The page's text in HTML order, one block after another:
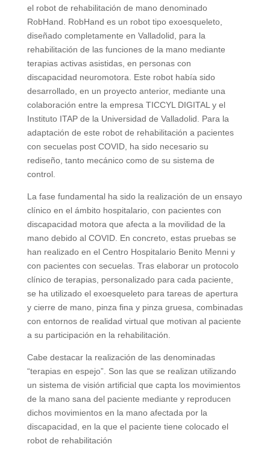
el robot de rehabilitación de mano denominado
RobHand. RobHand es un robot tipo exoesqueleto,
diseñado completamente en Valladolid, para la
rehabilitación de las funciones de la mano mediante
terapias activas asistidas, en personas con
discapacidad neuromotora. Este robot había sido
desarrollado, en un proyecto anterior, mediante una
colaboración entre la empresa TICCYL DIGITAL y el
Instituto ITAP de la Universidad de Valladolid. Para la
adaptación de este robot de rehabilitación a pacientes
con secuelas post COVID, ha sido necesario su
rediseño, tanto mecánico como de su sistema de
control.
La fase fundamental ha sido la realización de un ensayo
clínico en el ámbito hospitalario, con pacientes con
discapacidad motora que afecta a la movilidad de la
mano debido al COVID. En concreto, estas pruebas se
han realizado en el Centro Hospitalario Benito Menni y
con pacientes con secuelas. Tras elaborar un protocolo
clínico de terapias, personalizado para cada paciente,
se ha utilizado el exoesqueleto para tareas de apertura
y cierre de mano, pinza fina y pinza gruesa, combinadas
con entornos de realidad virtual que motivan al paciente
a su participación en la rehabilitación.
Cabe destacar la realización de las denominadas
“terapias en espejo”. Son las que se realizan utilizando
un sistema de visión artificial que capta los movimientos
de la mano sana del paciente mediante y reproducen
dichos movimientos en la mano afectada por la
discapacidad, en la que el paciente tiene colocado el
robot de rehabilitación